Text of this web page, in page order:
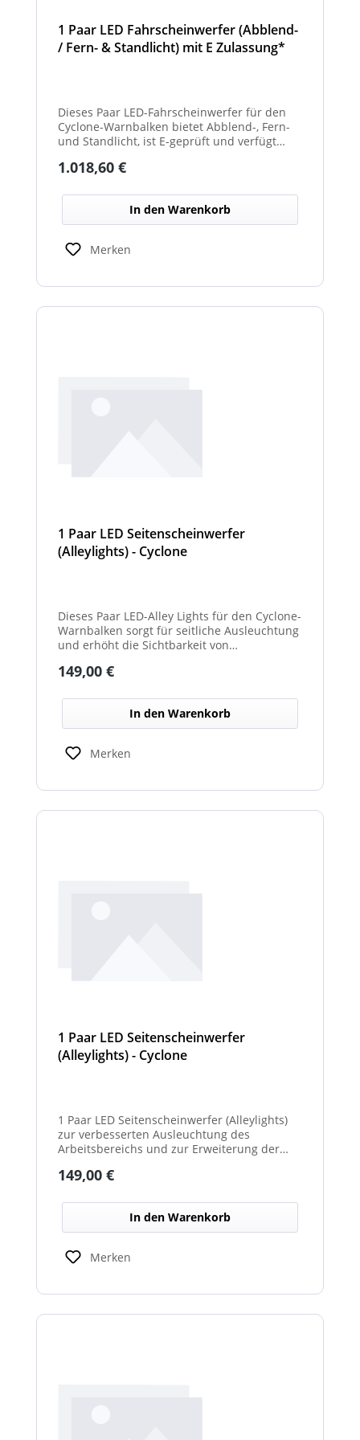
1 Paar LED Fahrscheinwerfer (Abblend-
/ Fern- & Standlicht) mit E Zulassung*
Dieses Paar LED-Fahrscheinwerfer für den
Cyclone-Warnbalken bietet Abblend-, Fern-
und Standlicht, ist E-geprüft und verfügt
Einsatz im Winterdienst.
Regulärer Preis:
1.018,60 €
In den Warenkorb
Merken
1 Paar LED Seitenscheinwerfer
(Alleylights) - Cyclone
Dieses Paar LED-Alley Lights für den Cyclone-
Warnbalken sorgt für seitliche Ausleuchtung
und erhöht die Sichtbarkeit von
Regulärer Preis:
149,00 €
In den Warenkorb
Merken
1 Paar LED Seitenscheinwerfer
(Alleylights) - Cyclone
1 Paar LED Seitenscheinwerfer (Alleylights)
zur verbesserten Ausleuchtung des
Arbeitsbereichs und zur Erweiterung der
Regulärer Preis:
149,00 €
In den Warenkorb
Merken